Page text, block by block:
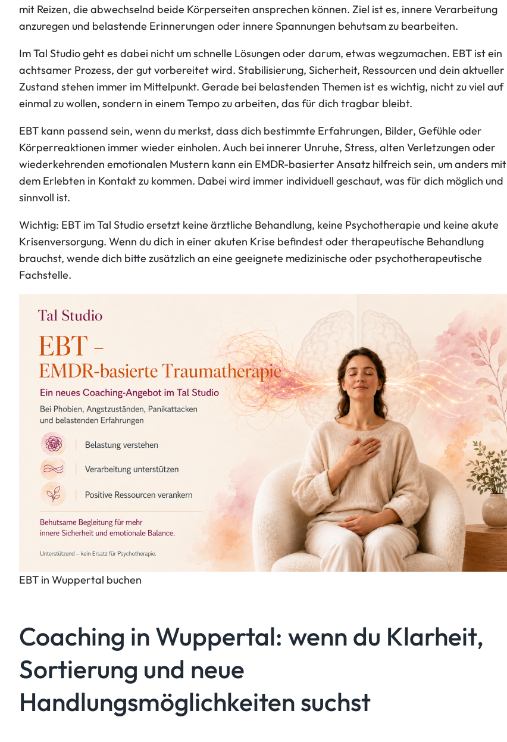
mit Reizen, die abwechselnd beide Körperseiten ansprechen können. Ziel ist es, innere Verarbeitung
anzuregen und belastende Erinnerungen oder innere Spannungen behutsam zu bearbeiten.
Im Tal Studio geht es dabei nicht um schnelle Lösungen oder darum, etwas wegzumachen. EBT ist ein
achtsamer Prozess, der gut vorbereitet wird. Stabilisierung, Sicherheit, Ressourcen und dein aktueller
Zustand stehen immer im Mittelpunkt. Gerade bei belastenden Themen ist es wichtig, nicht zu viel auf
einmal zu wollen, sondern in einem Tempo zu arbeiten, das für dich tragbar bleibt.
EBT kann passend sein, wenn du merkst, dass dich bestimmte Erfahrungen, Bilder, Gefühle oder
Körperreaktionen immer wieder einholen. Auch bei innerer Unruhe, Stress, alten Verletzungen oder
wiederkehrenden emotionalen Mustern kann ein EMDR-basierter Ansatz hilfreich sein, um anders mit
dem Erlebten in Kontakt zu kommen. Dabei wird immer individuell geschaut, was für dich möglich und
sinnvoll ist.
Wichtig: EBT im Tal Studio ersetzt keine ärztliche Behandlung, keine Psychotherapie und keine akute
Krisenversorgung. Wenn du dich in einer akuten Krise befindest oder therapeutische Behandlung
brauchst, wende dich bitte zusätzlich an eine geeignete medizinische oder psychotherapeutische
Fachstelle.
EBT in Wuppertal buchen
Coaching in Wuppertal: wenn du Klarheit,
Sortierung und neue
Handlungsmöglichkeiten suchst